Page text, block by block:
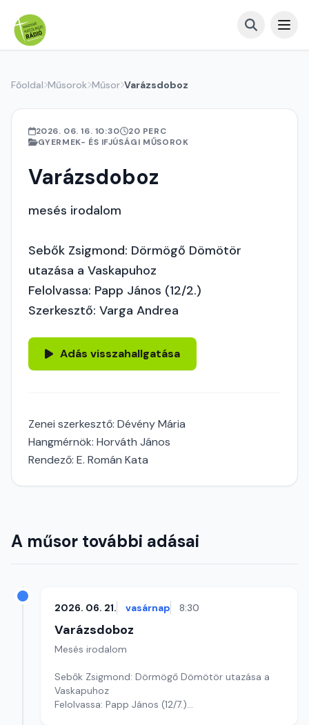
Főoldal Műsorok Műsor Varázsdoboz
2026. 06. 16. 10:30
20 PERC
GYERMEK- ÉS IFJÚSÁGI MŰSOROK
Varázsdoboz
mesés irodalom
Sebők Zsigmond: Dörmögő Dömötör
utazása a Vaskapuhoz
Felolvassa: Papp János (12/2.)
Szerkesztő: Varga Andrea
Adás visszahallgatása
Zenei szerkesztő: Dévény Mária
Hangmérnök: Horváth János
Rendező: E. Román Kata
A műsor további adásai
2026. 06. 21. vasárnap 8:30
Varázsdoboz
Mesés irodalom
Sebők Zsigmond: Dörmögő Dömötör utazása a
Vaskapuhoz
Felolvassa: Papp János (12/7.)